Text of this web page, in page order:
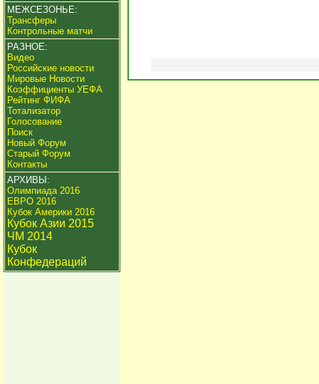
МЕЖСЕЗОНЬЕ:
Трансферы
Контрольные матчи
РАЗНОЕ:
Видео
Российские новости
Мировые Новости
Коэффициенты УЕФА
Рейтинг ФИФА
Тотализатор
Голосование
Поиск
Новый Форум
Старый Форум
Контакты
АРХИВЫ:
Олимпиада 2016
ЕВРО 2016
Кубок Америки 2016
Кубок Азии 2015
ЧМ 2014
Кубок
Конфедераций